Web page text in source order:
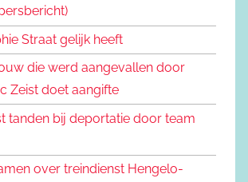
Straat gelijk heeft
die werd aangevallen door
Zeist doet aangifte
tanden bij deportatie door team
over treindienst Hengelo-